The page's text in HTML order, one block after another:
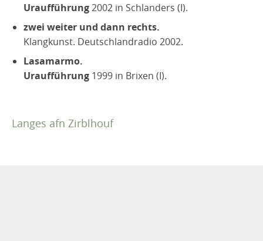
Uraufführung2002 in Schlanders (I).
zwei weiter und dann rechts.
Klangkunst. Deutschlandradio 2002.
Lasamarmo.
Uraufführung 1999 in Brixen (I).
Langes afn Zirblhouf